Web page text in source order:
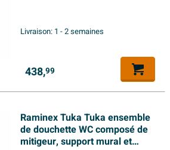
Livraison: 1 - 2 semaines
438,99
Raminex Tuka Tuka ensemble
de douchette WC composé de
mitigeur, support mural et